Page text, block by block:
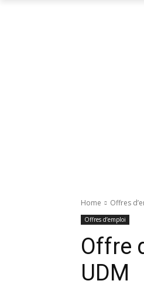
Home Offres
Offres d’emploi
Offre
UDM